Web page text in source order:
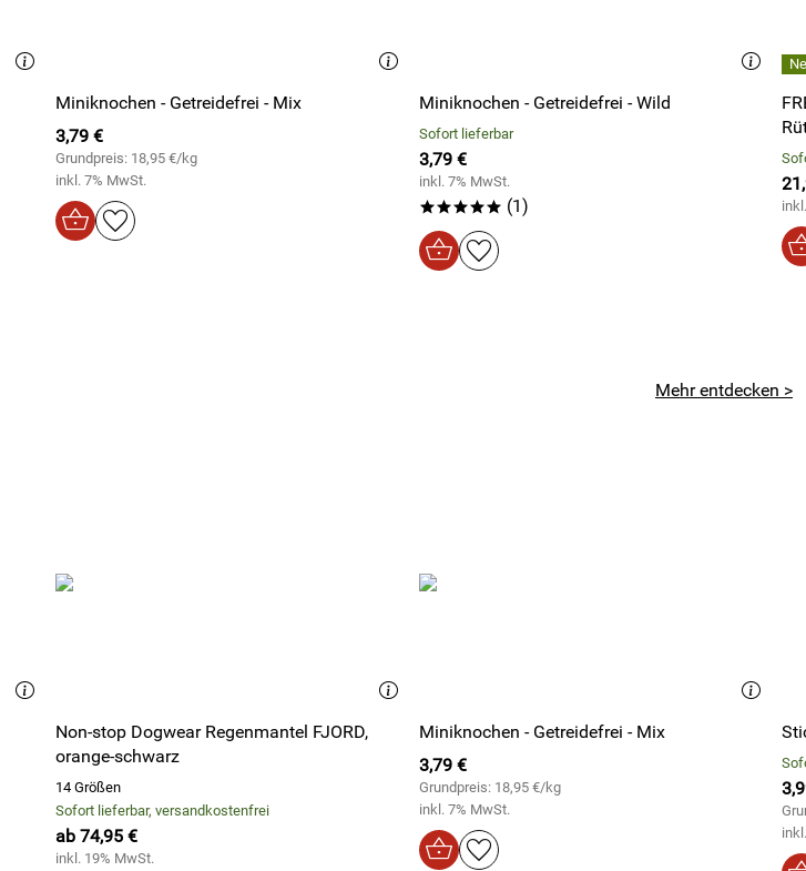
Miniknochen - Getreidefrei - Mix
3,79 €
Grundpreis: 18,95 €/kg
inkl. 7% MwSt.
Miniknochen - Getreidefrei - Wild
Sofort lieferbar
3,79 €
inkl. 7% MwSt.
***** (1)
Mehr entdecken >
Non-stop Dogwear Regenmantel FJORD,
orange-schwarz
14 Größen
Sofort lieferbar, versandkostenfrei
ab 74,95 €
inkl. 19% MwSt.
Miniknochen - Getreidefrei - Mix
3,79 €
Grundpreis: 18,95 €/kg
inkl. 7% MwSt.